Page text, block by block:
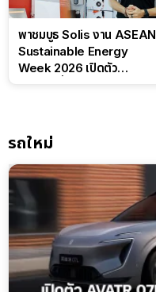
พาชมบูธ Solis งาน ASEAN
Sustainable Energy
Week 2026 เปิดตัว
รถใหม่